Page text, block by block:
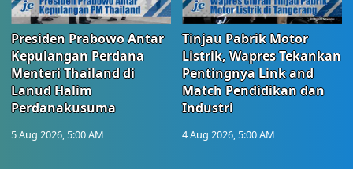
Presiden Prabowo Antar
Kepulangan Perdana
Menteri Thailand di
Lanud Halim
Perdanakusuma
5 Aug 2026, 5:00 AM
Tinjau Pabrik Motor
Listrik, Wapres Tekankan
Pentingnya Link and
Match Pendidikan dan
Industri
4 Aug 2026, 5:00 AM